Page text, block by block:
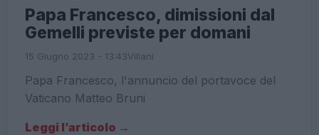
Papa Francesco, dimissioni dal
Gemelli previste per domani
15 Giugno 2023 - 13:43Villani
Papa Francesco, l'annuncio del portavoce del
Vaticano Matteo Bruni
Leggi l’articolo →